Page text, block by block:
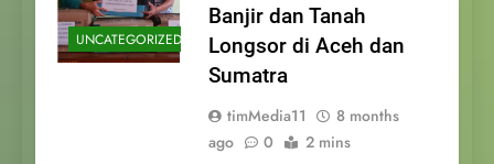
UNCATEGORIZED
Banjir dan Tanah
Longsor di Aceh dan
Sumatra
timMedia11
8 months
ago
0 2 mins